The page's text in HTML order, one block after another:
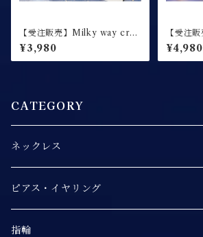
【受注販売】Milky way crea
m / ピアス イヤリング
¥3,980
【受注
に祈りを
シェイカ
¥4,980
CATEGORY
ネックレス
ピアス・イヤリング
指輪